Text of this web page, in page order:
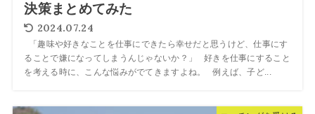
決策まとめてみた
2024.07.24
「趣味や好きなことを仕事にできたら幸せだと思うけど、仕事にす
ることで嫌になってしまうんじゃないか？」 好きを仕事にすること
を考える時に、こんな悩みがでてきますよね。 例えば、子ど...